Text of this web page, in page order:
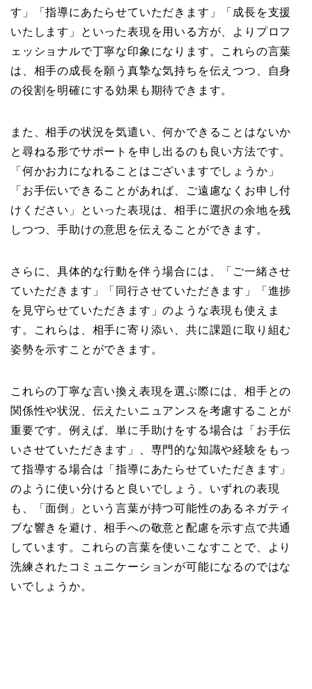
す」「指導にあたらせていただきます」「成長を支援
いたします」といった表現を用いる方が、よりプロフ
ェッショナルで丁寧な印象になります。これらの言葉
は、相手の成長を願う真摯な気持ちを伝えつつ、自身
の役割を明確にする効果も期待できます。
また、相手の状況を気遣い、何かできることはないか
と尋ねる形でサポートを申し出るのも良い方法です。
「何かお力になれることはございますでしょうか」
「お手伝いできることがあれば、ご遠慮なくお申し付
けください」といった表現は、相手に選択の余地を残
しつつ、手助けの意思を伝えることができます。
さらに、具体的な行動を伴う場合には、「ご一緒させ
ていただきます」「同行させていただきます」「進捗
を見守らせていただきます」のような表現も使えま
す。これらは、相手に寄り添い、共に課題に取り組む
姿勢を示すことができます。
これらの丁寧な言い換え表現を選ぶ際には、相手との
関係性や状況、伝えたいニュアンスを考慮することが
重要です。例えば、単に手助けをする場合は「お手伝
いさせていただきます」、専門的な知識や経験をもっ
て指導する場合は「指導にあたらせていただきます」
のように使い分けると良いでしょう。いずれの表現
も、「面倒」という言葉が持つ可能性のあるネガティ
ブな響きを避け、相手への敬意と配慮を示す点で共通
しています。これらの言葉を使いこなすことで、より
洗練されたコミュニケーションが可能になるのではな
いでしょうか。